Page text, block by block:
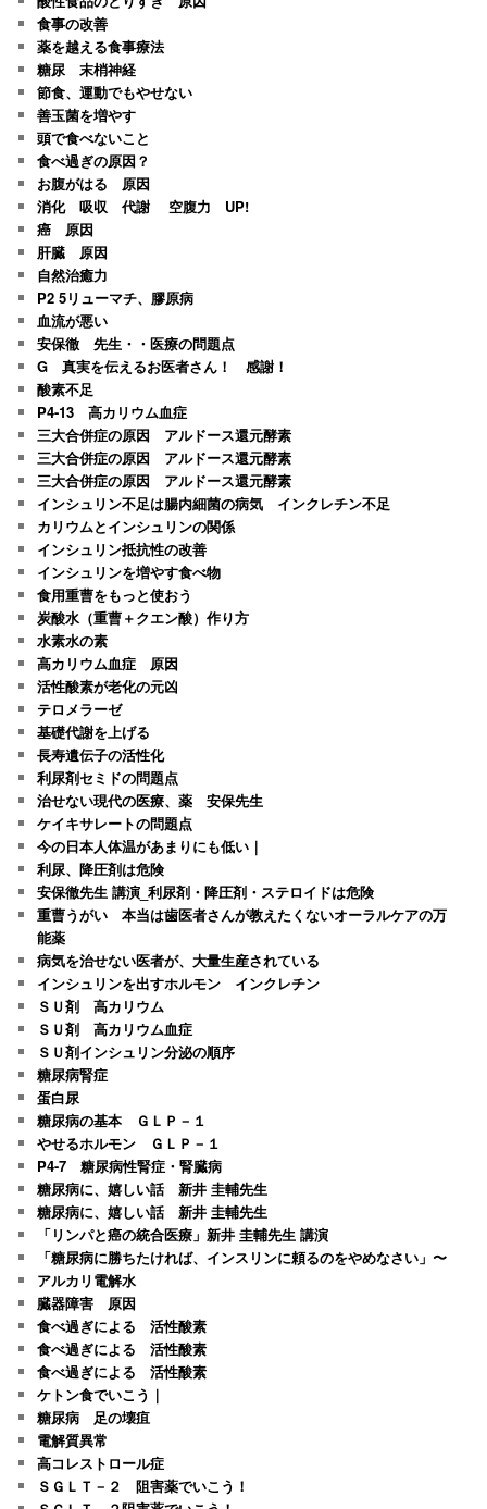
食事の改善
薬を越える食事療法
糖尿 末梢神経
節食、運動でもやせない
善玉菌を増やす
頭で食べないこと
食べ過ぎの原因？
お腹がはる 原因
消化 吸収 代謝 空腹力 UP!
癌 原因
肝臓 原因
自然治癒力
P2 5リューマチ、膠原病
血流が悪い
安保徹 先生・・医療の問題点
G 真実を伝えるお医者さん！ 感謝！
酸素不足
P4-13 高カリウム血症
三大合併症の原因 アルドース還元酵素
三大合併症の原因 アルドース還元酵素
三大合併症の原因 アルドース還元酵素
インシュリン不足は腸内細菌の病気 インクレチン不足
カリウムとインシュリンの関係
インシュリン抵抗性の改善
インシュリンを増やす食べ物
食用重曹をもっと使おう
炭酸水（重曹＋クエン酸）作り方
水素水の素
高カリウム血症 原因
活性酸素が老化の元凶
テロメラーゼ
基礎代謝を上げる
長寿遺伝子の活性化
利尿剤セミドの問題点
治せない現代の医療、薬 安保先生
ケイキサレートの問題点
今の日本人体温があまりにも低い｜
利尿、降圧剤は危険
安保徹先生 講演_利尿剤・降圧剤・ステロイドは危険
重曹うがい 本当は歯医者さんが教えたくないオーラルケアの万
能薬
病気を治せない医者が、大量生産されている
インシュリンを出すホルモン インクレチン
ＳＵ剤 高カリウム
ＳＵ剤 高カリウム血症
ＳＵ剤インシュリン分泌の順序
糖尿病腎症
蛋白尿
糖尿病の基本 ＧＬＰ－１
やせるホルモン ＧＬＰ－１
P4-7 糖尿病性腎症・腎臓病
糖尿病に、嬉しい話 新井 圭輔先生
糖尿病に、嬉しい話 新井 圭輔先生
「リンパと癌の統合医療」新井 圭輔先生 講演
「糖尿病に勝ちたければ、インスリンに頼るのをやめなさい」〜
アルカリ電解水
臓器障害 原因
食べ過ぎによる 活性酸素
食べ過ぎによる 活性酸素
食べ過ぎによる 活性酸素
ケトン食でいこう｜
糖尿病 足の壊疽
電解質異常
高コレストロール症
ＳＧＬＴ－２ 阻害薬でいこう！